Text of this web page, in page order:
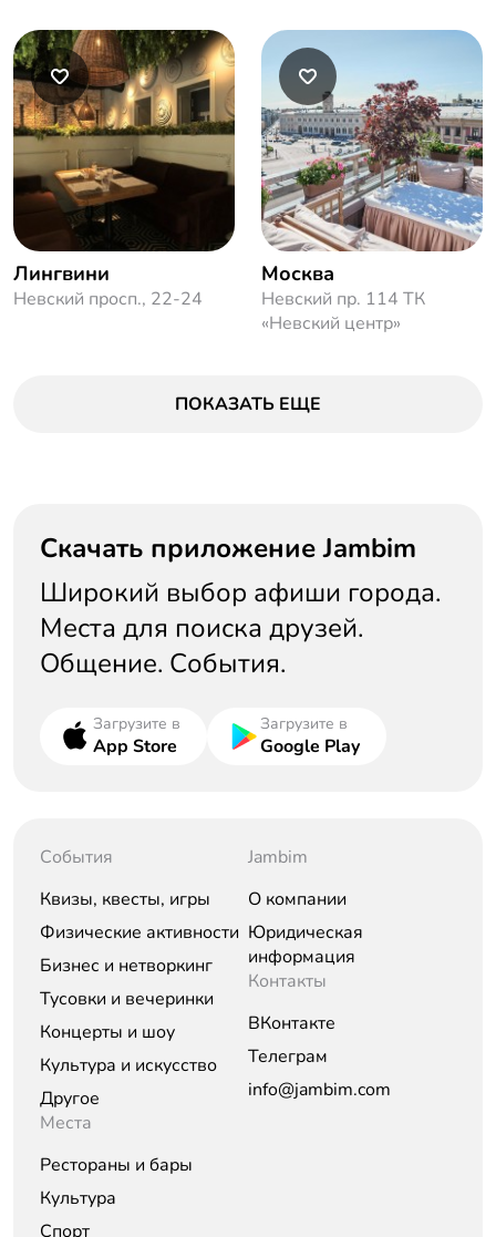
Лингвини
Невский просп., 22-24
Москва
Невский пр. 114 ТК
«Невский центр»
ПОКАЗАТЬ ЕЩЕ
Скачать приложение Jambim
Широкий выбор афиши города.
Места для поиска друзей.
Общение. События.
Загрузите в
App Store
Загрузите в
Google Play
События
Квизы, квесты, игры
Физические активности
Бизнес и нетворкинг
Тусовки и вечеринки
Концерты и шоу
Культура и искусство
Другое
Места
Рестораны и бары
Культура
Спорт
Jambim
О компании
Юридическая
информация
Контакты
ВКонтакте
Телеграм
info@jambim.com